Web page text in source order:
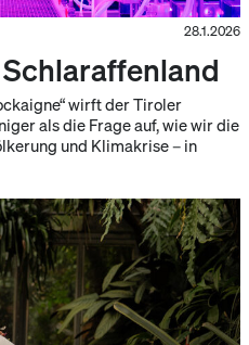
28.1.2026
wirft der Tiroler
als die Frage auf, wie wir die
und Klimakrise – in